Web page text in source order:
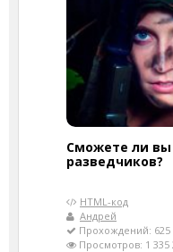
Сможете ли вы
разведчиков?
HTML-код
Андрей
Прохождений: 625
Просмотров: 1 335